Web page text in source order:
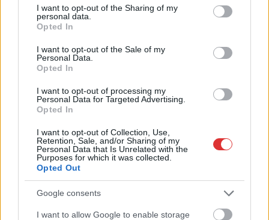
not limited to your visit or usage behaviour. You may click to
grant or deny consent to Google and its third-party tags to
use your data for below specified purposes in below Google
consent section.
I want to opt-out of the Sharing of my
personal data.
Opted In
I want to opt-out of the Sale of my
Personal Data.
Opted In
I want to opt-out of processing my
Personal Data for Targeted Advertising.
Opted In
I want to opt-out of Collection, Use,
Retention, Sale, and/or Sharing of my
Personal Data that Is Unrelated with the
Purposes for which it was collected.
Opted Out
Google consents
I want to allow Google to enable storage
Adja meg keresztnevét:
Megismertem és elfogadom aGDPR-szabályzat ot
legfrissebb információkkal és exkluzív tartalmakkal hétről hétre
postaládájába érkezik!